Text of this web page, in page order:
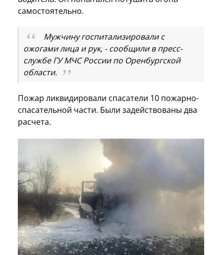
самостоятельно.
Мужчину госпитализировали с
ожогами лица и рук, - сообщили в пресс-
службе ГУ МЧС России по Оренбургской
области.
Пожар ликвидировали спасатели 10 пожарно-
спасательной части. Были задействованы два
расчета.